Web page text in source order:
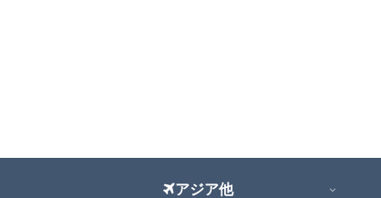
アジア他